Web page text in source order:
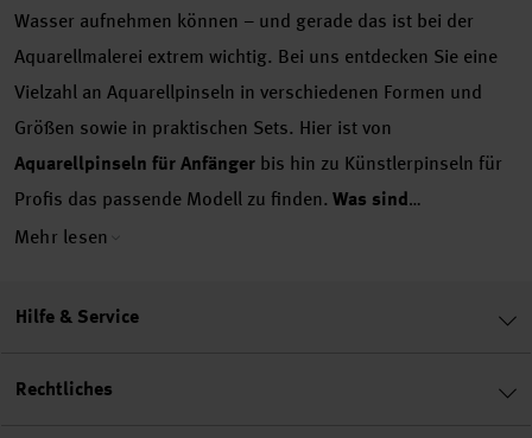
Wasser aufnehmen können – und gerade das ist bei der
Aquarellmalerei extrem wichtig. Bei uns entdecken Sie eine
Vielzahl an Aquarellpinseln in verschiedenen Formen und
Größen sowie in praktischen Sets. Hier ist von
Aquarellpinseln für Anfänger bis hin zu Künstlerpinseln für
Profis das passende Modell zu finden. Was sind
Aquarellpinsel?
Aquarellmalerei eignen. Charakteristisch sind das besonders
Wasseraufnahmefähigkeit. Gerade letzteres ist beim Malen
Mehr lesen
Hilfe & Service
Rechtliches